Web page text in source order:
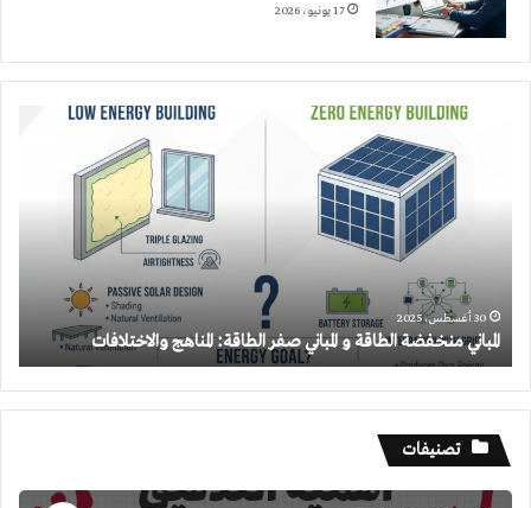
17 يونيو، 2026
والاختلافات
30 أغسطس، 2025
المباني منخفضة الطاقة و المباني صفر الطاقة: المناهج والاختلافات
تصنيفات